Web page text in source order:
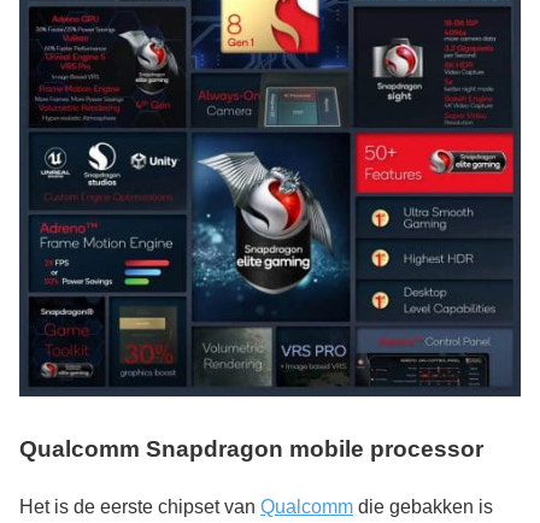
Qualcomm Snapdragon mobile processor
Het is de eerste chipset van Qualcomm die gebakken is